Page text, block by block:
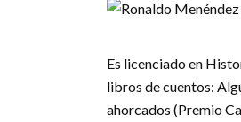
Es licenciado en
libros de cuentos:
ahorcados (Premio